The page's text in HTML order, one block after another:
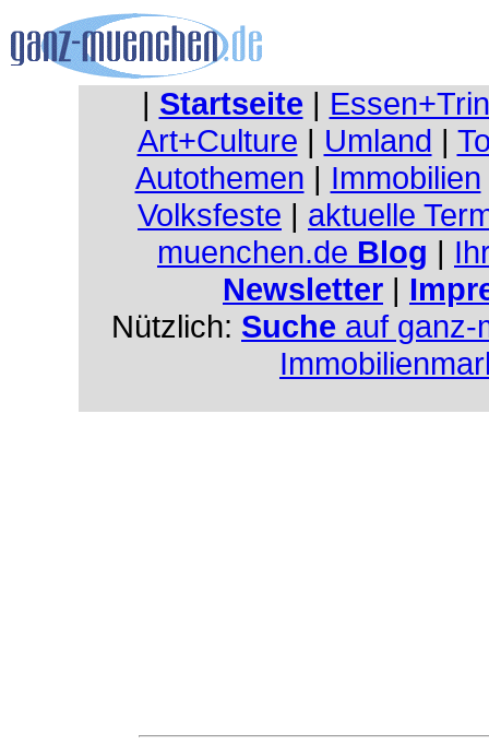
| Startseite |
Art+Culture | Umland |
Autothemen | Immobilien
Volksfeste | aktuelle
muenchen.de Blog |
Newsletter |
Nützlich: Suche auf ganz-